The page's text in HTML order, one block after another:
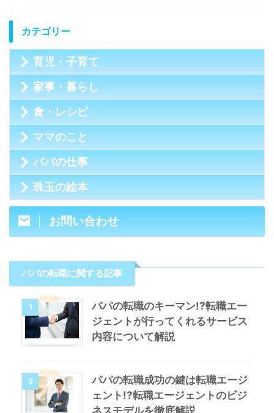
カテゴリー
育児・子育て
家事・暮らし
食・レシピ
ママのこと
パパの仕事
珠玉の絵本
お問い合わせ
パパの転職に関する記事
1
パパの転職のキーマン!?転職エー
ジェントが行ってくれるサービス
内容について解説
2
パパの転職成功の鍵は転職エージ
ェント!?転職エージェントのビジ